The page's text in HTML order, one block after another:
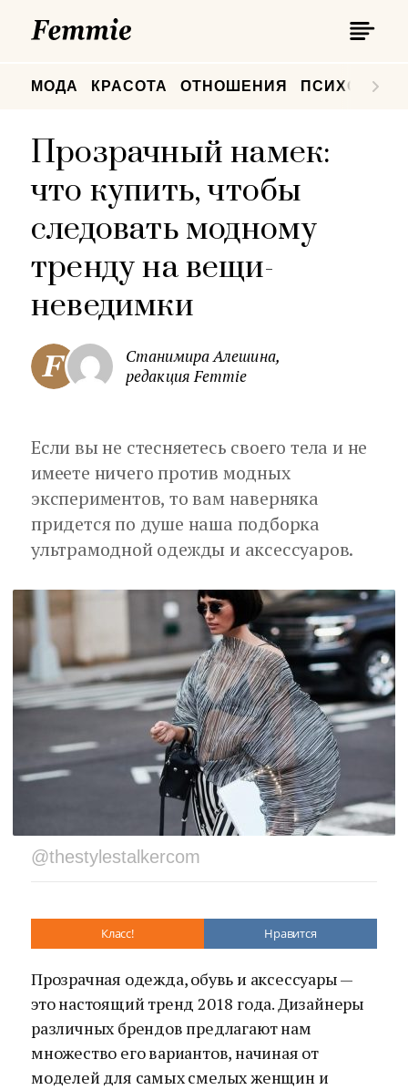
МОДА КРАСОТА ОТНОШЕНИЯ
Прозрачный намек:
что купить, чтобы
следовать модному
тренду на вещи-
неведимки
Станимира Алешина,
редакция Femmie
Если вы не стесняетесь своего тела и не
имеете ничего против модных
экспериментов, то вам наверняка
придется по душе наша подборка
ультрамодной одежды и аксессуаров.
@thestylestalkercom
Класс! Нравится
Прозрачная одежда, обувь и аксессуары —
это настоящий тренд 2018 года. Дизайнеры
различных брендов предлагают нам
множество его вариантов, начиная от
моделей для самых смелых женщин и